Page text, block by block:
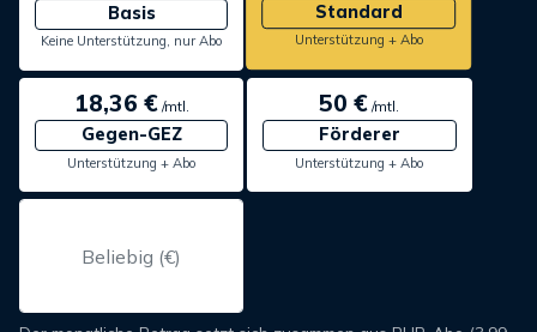
Basis
Keine Unterstützung, nur Abo
Standard
Unterstützung + Abo
18,36 €/mtl.
Gegen-GEZ
Unterstützung + Abo
50 € /mtl.
Förderer
Unterstützung + Abo